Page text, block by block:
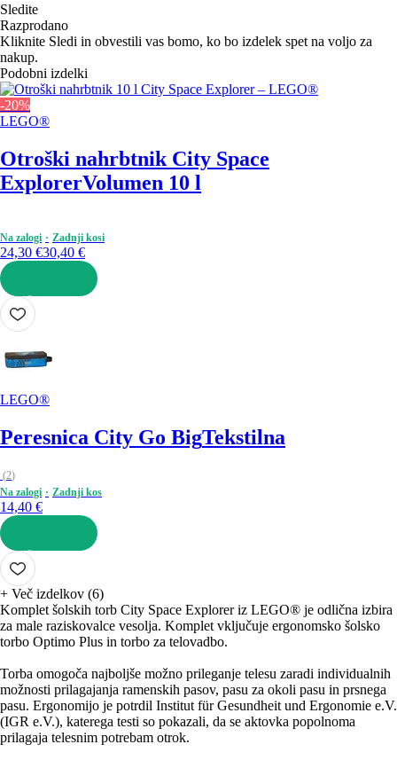
Sledite
Razprodano
Kliknite Sledi in obvestili vas bomo, ko bo izdelek spet na voljo za
nakup.
Podobni izdelki
-20%
LEGO®
Otroški nahrbtnik City Space
ExplorerVolumen 10 l
Na zalogi Zadnji kosi
24,30 €30,40 €
V KOŠARICO
LEGO®
Peresnica City Go BigTekstilna
(2)
Na zalogi
Zadnji kos
14,40 €
V KOŠARICO
+ Več izdelkov (6)
Komplet šolskih torb City Space Explorer iz LEGO® je odlična izbira
za male raziskovalce vesolja. Komplet vključuje ergonomsko šolsko
torbo Optimo Plus in torbo za telovadbo.
Torba omogoča najboljše možno prileganje telesu zaradi individualnih
možnosti prilagajanja ramenskih pasov, pasu za okoli pasu in prsnega
pasu. Ergonomijo je potrdil Institut für Gesundheit und Ergonomie e.V.
(IGR e.V.), katerega testi so pokazali, da se aktovka popolnoma
prilagaja telesnim potrebam otrok.